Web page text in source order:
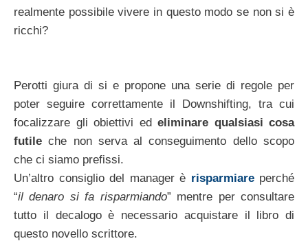
realmente possibile vivere in questo modo se non si è
ricchi?
Perotti giura di si e propone una serie di regole per
poter seguire correttamente il Downshifting, tra cui
focalizzare gli obiettivi ed eliminare qualsiasi cosa
futile che non serva al conseguimento dello scopo
che ci siamo prefissi.
Un’altro consiglio del manager è risparmiareperché
“il denaro si fa risparmiando” mentre per consultare
tutto il decalogo è necessario acquistare il libro di
questo novello scrittore.